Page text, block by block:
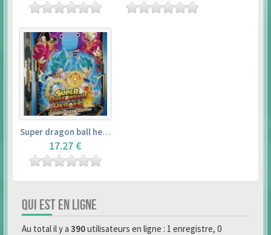
Super dragon ball heroes : official 4 pocket binder set
17.27 €
QUI EST EN LIGNE
Au total il y a 390utilisateurs en ligne : 1 enregistre, 0